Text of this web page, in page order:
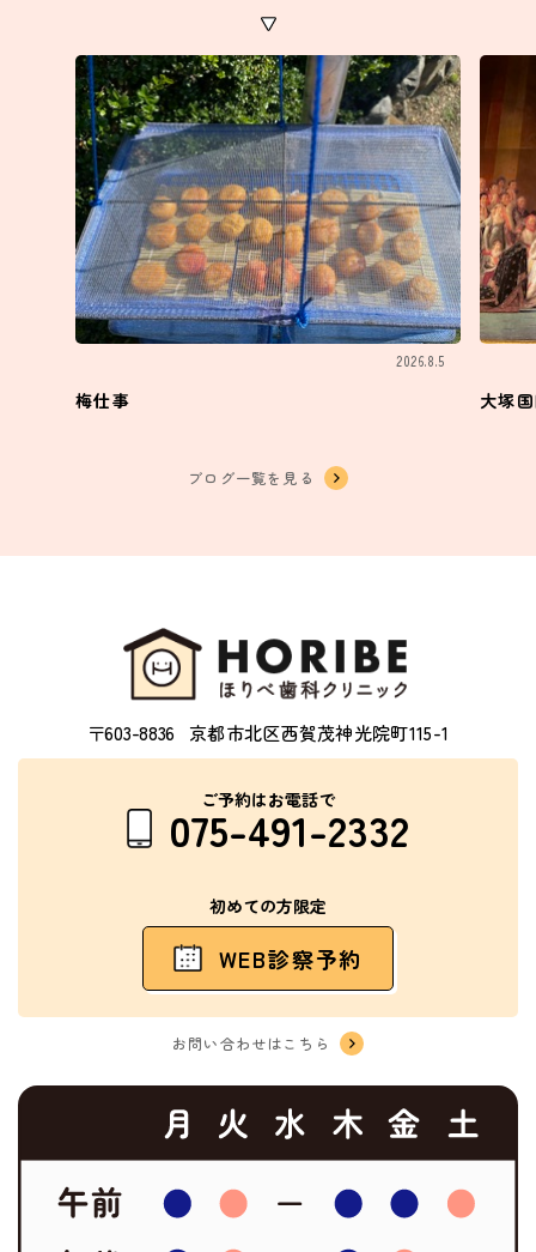
2026.8.5
梅仕事 大塚
ブログ一覧を見る
〒603-8836 京都市北区西賀茂神光院町115-1
ご予約はお電話で
075-491-2332
初めての方限定
WEB診察予約
お問い合わせはこちら